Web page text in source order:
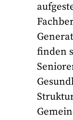
finden